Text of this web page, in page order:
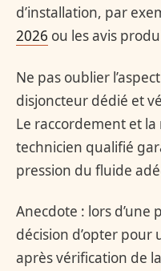
d’installation, par
2026 ou les avis
Ne pas oublier
disjoncteur dédié et
Le raccordement et
technicien qualifié
pression du fluide
Anecdote : lors d’une
décision d’opter pour
après vérification de